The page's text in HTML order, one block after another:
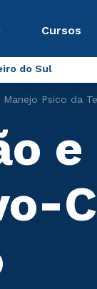
Cursos
do Sul
Manejo Psico da